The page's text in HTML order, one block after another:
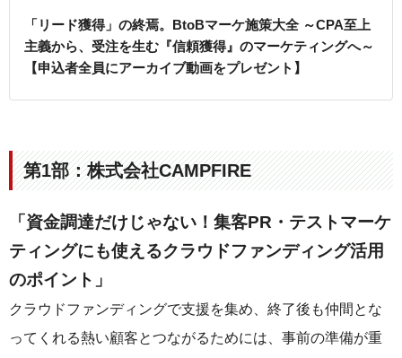
「リード獲得」の終焉。BtoBマーケ施策大全 ～CPA至上
主義から、受注を生む『信頼獲得』のマーケティングへ～
【申込者全員にアーカイブ動画をプレゼント】
第1部：株式会社CAMPFIRE
「資金調達だけじゃない！集客PR・テストマーケ
ティングにも使えるクラウドファンディング活用
のポイント」
クラウドファンディングで支援を集め、終了後も仲間とな
ってくれる熱い顧客とつながるためには、事前の準備が重